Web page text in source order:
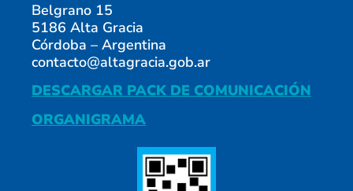
Belgrano 15
5186 Alta Gracia
Córdoba – Argentina
contacto@altagracia.gob.ar
DESCARGAR PACK DE COMUNICACIÓN
ORGANIGRAMA